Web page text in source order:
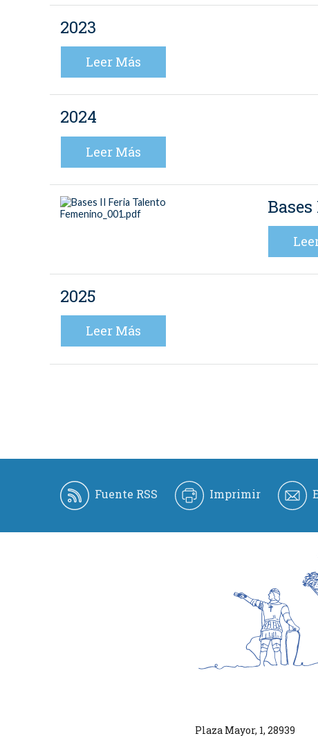
2023
Leer Más
2024
Leer Más
2025
Leer Más
Fuente RSS Imprimir
Plaza Mayor, 1, 28939